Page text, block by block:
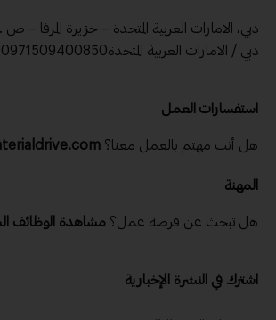
دبي / الامارات العربية المتحدة00971509400850
استفسارات العمل
هل أنت مهتم بالعمل معنا؟
المهنة
هل تبحث عن فرصة عمل؟ مشاهدة الوظائف
اشترك في النشرة الإخبارية